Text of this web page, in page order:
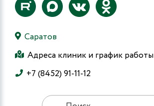
Саратов
Адреса клиник и график работы
+7 (8452) 91-11-12